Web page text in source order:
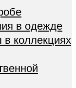
в одежде
в коллекциях